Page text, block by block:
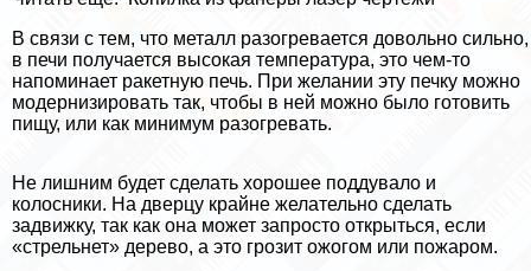
В связи с тем, что металл разогревается довольно сильно,
в печи получается высокая температура, это чем-то
напоминает paкетную печь. При желании эту печку можно
модернизировать так, чтобы в ней можно было готовить
пищу, или как минимум разогревать.
Не лишним будет сделать хорошее поддувало и
колосники. На дверцу крайне желательно сделать
задвижку, так как она может запросто открыться, если
«стрельнет» дерево, а это грозит ожогом или пожаром.